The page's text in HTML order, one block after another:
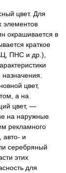
цвет. Для
элементов
окрашивается в
краткое
ПНС и др.),
цвет,
а на
цвет, —
на наружные
рекламного
авто- и
серебряный
этих
для